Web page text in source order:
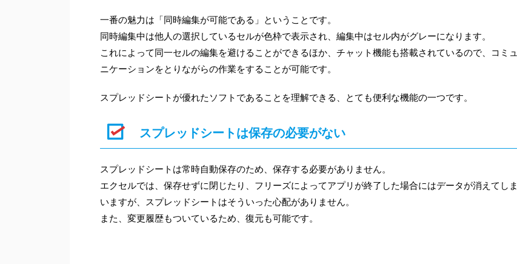
一番の魅力は「同時編集が可能である」ということです。
同時編集中は他人の選択しているセルが色枠で表示され、編集中はセル内がグレーになります。
これによって同一セルの編集を避けることができるほか、チャット機能も搭載されているので、コミュ
ニケーションをとりながらの作業をすることが可能です。
スプレッドシートが優れたソフトであることを理解できる、とても便利な機能の一つです。
スプレッドシートは保存の必要がない
スプレッドシートは常時自動保存のため、保存する必要がありません。
エクセルでは、保存せずに閉じたり、フリーズによってアプリが終了した場合にはデータが消えてしま
いますが、スプレッドシートはそういった心配がありません。
また、変更履歴もついているため、復元も可能です。